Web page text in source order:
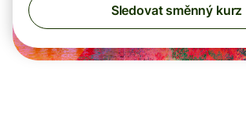
Sledovat směnný kurz